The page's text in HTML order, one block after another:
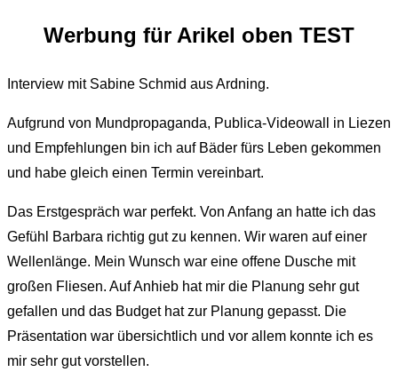
Werbung für Arikel oben TEST
Interview mit Sabine Schmid aus Ardning.
Aufgrund von Mundpropaganda, Publica-Videowall in Liezen
und Empfehlungen bin ich auf Bäder fürs Leben gekommen
und habe gleich einen Termin vereinbart.
Das Erstgespräch war perfekt. Von Anfang an hatte ich das
Gefühl Barbara richtig gut zu kennen. Wir waren auf einer
Wellenlänge. Mein Wunsch war eine offene Dusche mit
großen Fliesen. Auf Anhieb hat mir die Planung sehr gut
gefallen und das Budget hat zur Planung gepasst. Die
Präsentation war übersichtlich und vor allem konnte ich es
mir sehr gut vorstellen.